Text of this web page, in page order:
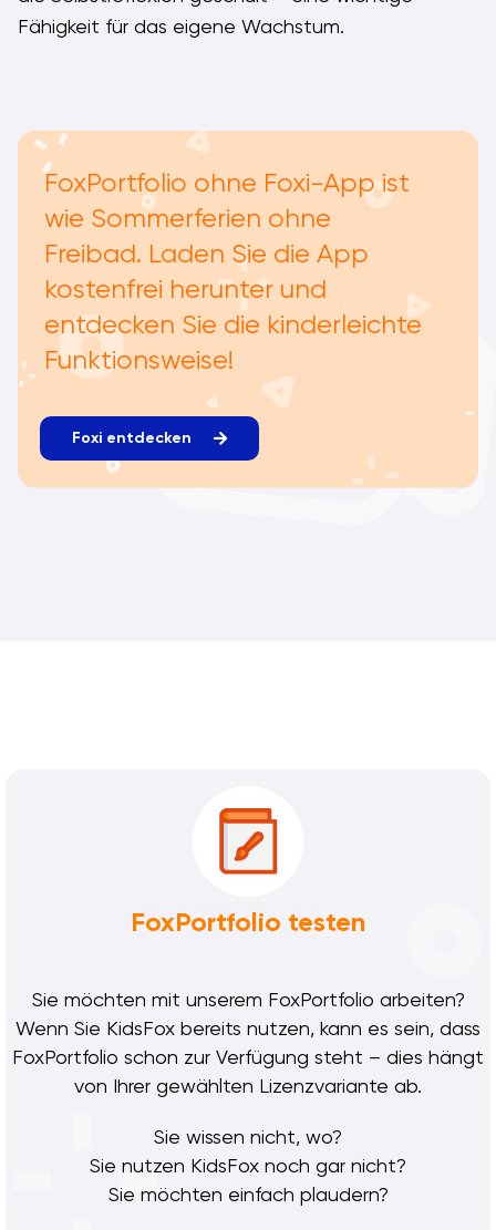
Fähigkeit für das eigene Wachstum.
FoxPortfolio ohne Foxi-App ist
wie Sommerferien ohne
Freibad. Laden Sie die App
kostenfrei herunter und
entdecken Sie die kinderleichte
Funktionsweise!
Foxi entdecken
FoxPortfolio testen
Sie möchten mit unserem FoxPortfolio arbeiten?
Wenn Sie KidsFox bereits nutzen, kann es sein, dass
FoxPortfolio schon zur Verfügung steht – dies hängt
von Ihrer gewählten Lizenzvariante ab.
Sie wissen nicht, wo?
Sie nutzen KidsFox noch gar nicht?
Sie möchten einfach plaudern?